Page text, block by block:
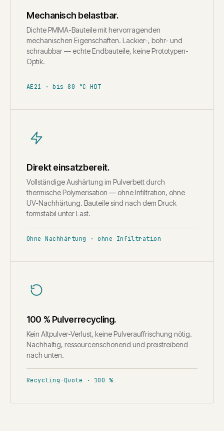
Mechanisch belastbar.
Dichte PMMA-Bauteile mit hervorragenden
mechanischen Eigenschaften. Lackier-, bohr- und
schraubbar — echte Endbauteile, keine Prototypen-
Optik.
AE21 · bis 80 °C HDT
Direkt einsatzbereit.
Vollständige Aushärtung im Pulverbett durch
thermische Polymerisation — ohne Infiltration, ohne
UV-Nachhärtung. Bauteile sind nach dem Druck
formstabil unter Last.
Ohne Nachhärtung · ohne Infiltration
100 % Pulverrecycling.
Kein Altpulver-Verlust, keine Pulverauffrischung nötig.
Nachhaltig, ressourcenschonend und preistreibend
nach unten.
Recycling-Quote · 100 %